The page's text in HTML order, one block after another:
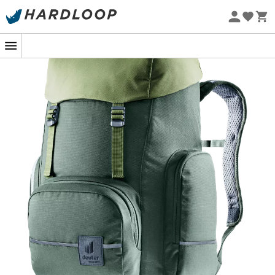
Zomeraanbiedingen 🔥 -5% EXTRA vanaf 2 producten* met
deuter, combineert deze rugzak comfort, functionaliteit
kind uitgerust met zijn
deuter Scula rugzak
opwinding en nieuwsgierigheid. Dankzij het
ergonomische ontwerp biedt hij een perfecte pasvorm
en een evenwichtige gewichtsverdeling voor optimaal
comfort gedurende de hele dag. De gewatteerde
schouderbanden en de ademende schuimrug zorgen
ervoor dat je kind zijn rugzak zonder ongemak kan
dragen, waardoor hij alle bewegingsvrijheid heeft om
volop van zijn avonturen te genieten.
Scula biedt ook een grote opslagcapaciteit. Met zijn
30 liter kan je kind alles meenemen wat hij nodig heeft
voor zijn uitstapjes: een waterfles, een snack, een schone
kleren en zelfs een klein speelgoedje om zich nooit te
vervelen. Bovendien heeft hij elastische zijvakken om